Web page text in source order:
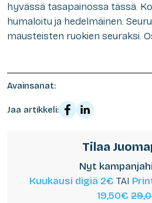
hyvässä tasapainossa tässä.
humaloitu ja hedelmäinen.
mausteisten ruokien seuraksi.
Avainsanat:
Jaa artikkeli:
Tilaa
Nyt
Kuukausi digiä 2€ TAI
19,50€